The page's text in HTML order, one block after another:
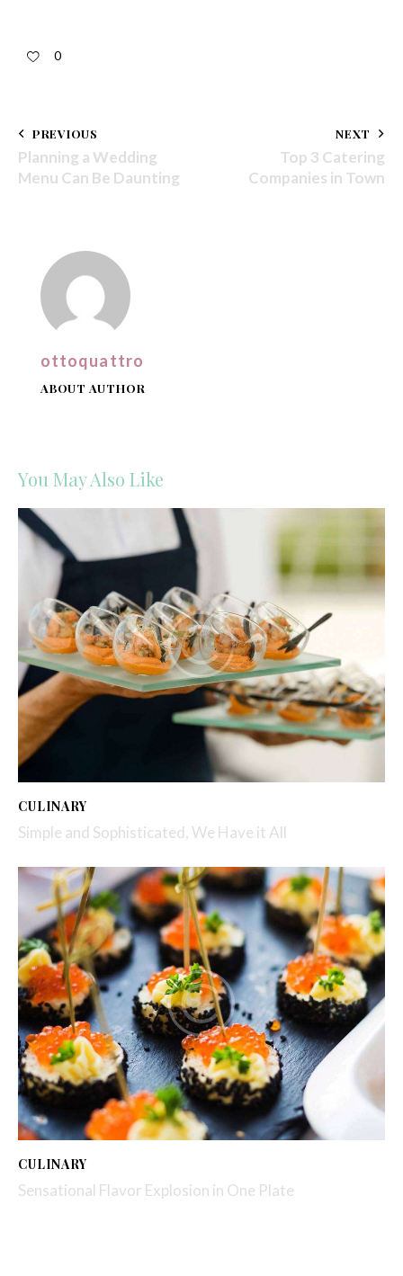
0
PREVIOUS
Planning a Wedding
Menu Can Be Daunting
NEXT
Top 3 Catering
Companies in Town
ottoquattro
ABOUT AUTHOR
You May Also Like
CULINARY
Simple and Sophisticated, We Have it All
CULINARY
Sensational Flavor Explosion in One Plate